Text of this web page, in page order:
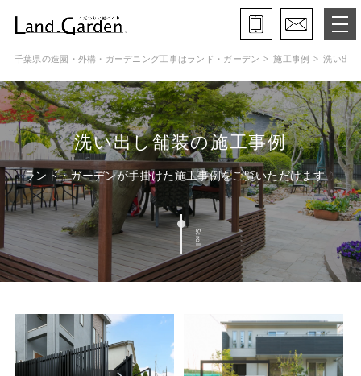
ランド・ガーデンとは
モデルガーデン
施工事例
保証と約束・ご理解いただきたい事
施工の流れ
よくある質問
会社概要
店舗案内
千葉県の造園・外構・ガーデニング工事はランド・ガーデン 施工事例 洗い出
洗い出し舗装の施工事例
ランド・ガーデンが手掛けた施工事例をご覧いただけます
Scroll